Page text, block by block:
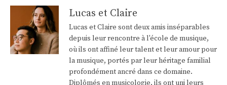
Lucas et Claire
Lucas et Claire sont deux amis inséparables
depuis leur rencontre à l'école de musique,
où ils ont affiné leur talent et leur amour pour
la musique, portés par leur héritage familial
profondément ancré dans ce domaine.
Diplômés en musicologie, ils ont uni leurs